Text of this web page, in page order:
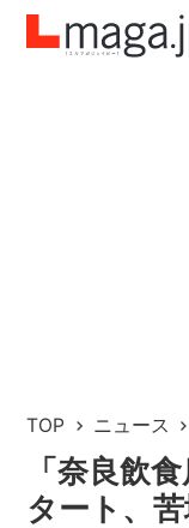
TOP ニュース
「奈良飲
タート、